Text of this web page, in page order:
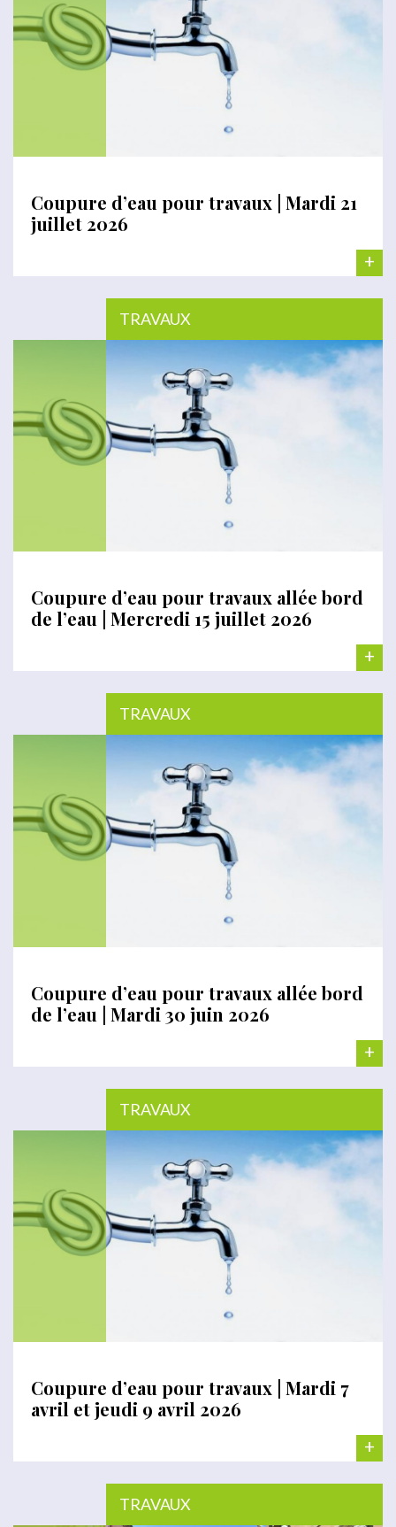
Coupure d’eau pour travaux | Mardi 21
juillet 2026
+
TRAVAUX
Coupure d’eau pour travaux allée bord
de l’eau | Mercredi 15 juillet 2026
+
TRAVAUX
Coupure d’eau pour travaux allée bord
de l’eau | Mardi 30 juin 2026
+
TRAVAUX
Coupure d’eau pour travaux | Mardi 7
avril et jeudi 9 avril 2026
+
TRAVAUX